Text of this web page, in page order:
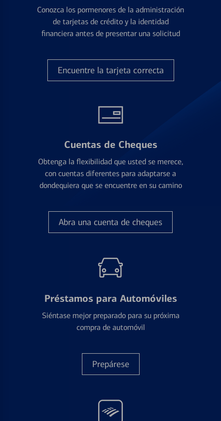
Conozca los pormenores de la administración
de tarjetas de crédito y la identidad
financiera antes de presentar una solicitud
Encuentre la tarjeta correcta
Cuentas de Cheques
Obtenga la flexibilidad que usted se merece,
con cuentas diferentes para adaptarse a
dondequiera que se encuentre en su camino
Abra una cuenta de cheques
Préstamos para Automóviles
Siéntase mejor preparado para su próxima
compra de automóvil
Prepárese